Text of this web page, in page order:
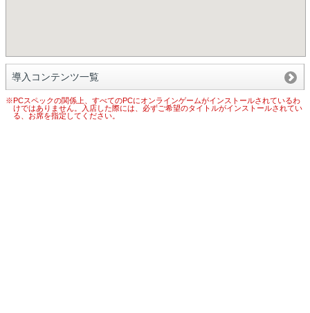
導入コンテンツ一覧
※PCスペックの関係上、すべてのPCにオンラインゲームがインストールされているわ
けではありません。入店した際には、必ずご希望のタイトルがインストールされてい
る、お席を指定してください。